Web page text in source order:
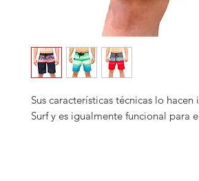
Sus características técnicas lo
Surf y es igualmente funcional para